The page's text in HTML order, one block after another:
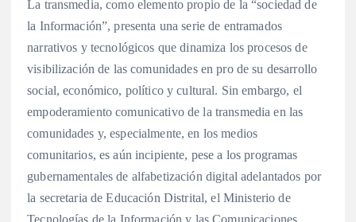
La transmedia, como elemento propio de la “sociedad de
la Información”, presenta una serie de entramados
narrativos y tecnológicos que dinamiza los procesos de
visibilización de las comunidades en pro de su desarrollo
social, económico, político y cultural. Sin embargo, el
empoderamiento comunicativo de la transmedia en las
comunidades y, especialmente, en los medios
comunitarios, es aún incipiente, pese a los programas
gubernamentales de alfabetización digital adelantados por
la secretaria de Educación Distrital, el Ministerio de
Tecnologías de la Información y las Comunicaciones,